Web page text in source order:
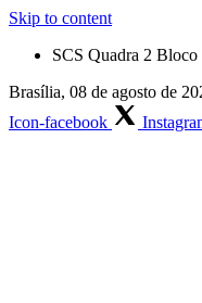
Skip to content
SCS Quadra 2
Brasília, 08 de agosto de
Icon-facebook